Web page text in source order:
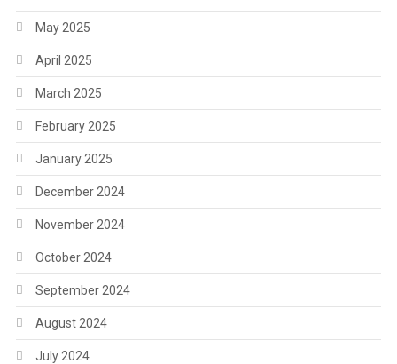
May 2025
April 2025
March 2025
February 2025
January 2025
December 2024
November 2024
October 2024
September 2024
August 2024
July 2024